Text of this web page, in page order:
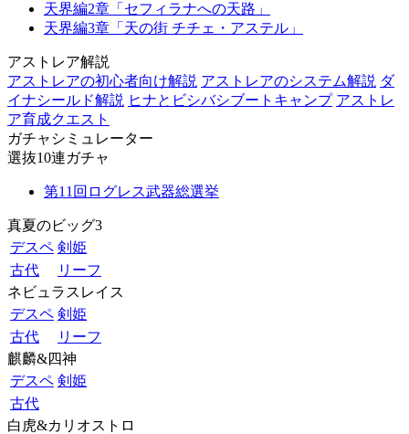
天界編2章「セフィラナへの天路」
天界編3章「天の街 チチェ・アステル」
アストレア解説
アストレアの初心者向け解説 アストレアのシステム解説 ダ
イナシールド解説 ヒナとビシバシブートキャンプ アストレ
ア育成クエスト
ガチャシミュレーター
選抜10連ガチャ
第11回ログレス武器総選挙
真夏のビッグ3
デスペ 剣姫
古代
リーフ
ネビュラスレイス
デスペ 剣姫
古代
リーフ
麒麟&四神
デスペ 剣姫
古代
白虎&カリオストロ